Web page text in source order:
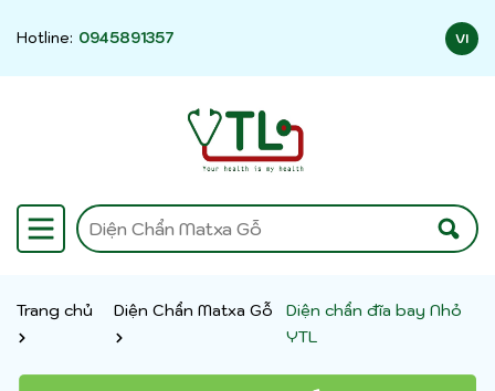
Hotline: 0945891357 VI
Trang chủ Diện Chẩn Matxa Gỗ
Diện chẩn đĩa bay Nhỏ
YTL